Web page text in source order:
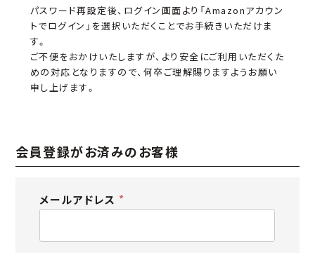
パスワード再設定後、ログイン画面より「Amazonアカウン
トでログイン」を選択いただくことでお手続きいただけま
す。
ご不便をおかけいたしますが、より安全にご利用いただくた
めの対応となりますので、何卒ご理解賜りますようお願い
申し上げます。
会員登録がお済みのお客様
メールアドレス